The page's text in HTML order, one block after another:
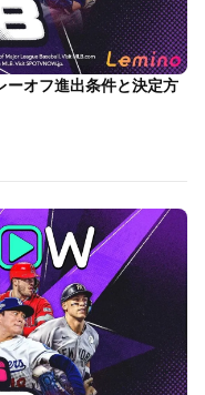
ーオフ進出条件と決定方